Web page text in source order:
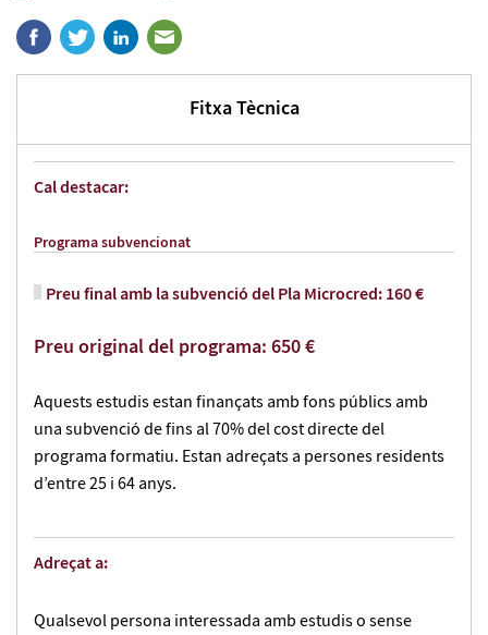
Fitxa Tècnica
Cal destacar:
Programa subvencionat
Preu final amb la subvenció del Pla Microcred: 160 €
Preu original del programa: 650 €
Aquests estudis estan finançats amb fons públics amb
una subvenció de fins al 70% del cost directe del
programa formatiu. Estan adreçats a persones residents
d’entre 25 i 64 anys.
Adreçat a:
Qualsevol persona interessada amb estudis o sense